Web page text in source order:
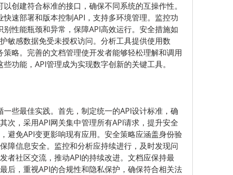
创建符合标准的接口，确保不同系统的互操作性。
速部署和版本控制API，支持多环境管理。监控功
性能瓶颈和异常，保障API高效运行。安全措施如
敏感数据免受未授权访问。分析工具提供使用数
策略。完善的文档管理使开发者能够轻松理解和调用
功能，API管理成为实现数字创新的关键工具。
一些最佳实践。首先，制定统一的API设计标准，确
次，采用API网关集中管理所有API请求，提升安全
避免API变更影响现有应用。安全策略应涵盖身份验
障信息安全。监控和分析应持续进行，及时发现问
者社区交流，推动API的持续改进。文档应保持最
后，重视API的合规性和隐私保护，确保符合相关法